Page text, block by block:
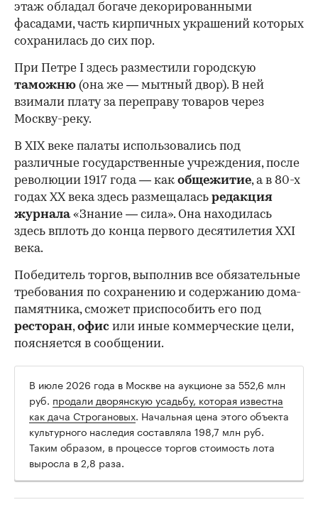
этаж обладал богаче декорированными
фасадами, часть кирпичных украшений которых
сохранилась до сих пор.
При Петре I здесь разместили городскую
таможню (она же — мытный двор). В ней
взимали плату за переправу товаров через
Москву-реку.
В XIX веке палаты использовались под
различные государственные учреждения, после
революции 1917 года — как общежитие, а в 80-х
годах XX века здесь размещалась редакция
журнала«Знание — сила». Она находилась
здесь вплоть до конца первого десятилетия XXI
века.
Победитель торгов, выполнив все обязательные
требования по сохранению и содержанию дома-
памятника, сможет приспособить его под
ресторан,офис или иные коммерческие цели,
поясняется в сообщении.
В июле 2026 года в Москве на аукционе за 552,6 млн
руб. продали дворянскую усадьбу, которая известна
как дача Строгановых. Начальная цена этого объекта
культурного наследия составляла 198,7 млн руб.
Таким образом, в процессе торгов стоимость лота
выросла в 2,8 раза.